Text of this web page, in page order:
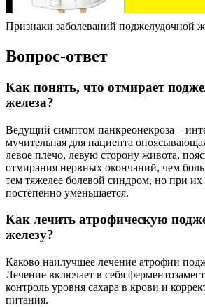
Признаки заболеваний поджелудочной
Вопрос-ответ
Как понять, что отмирает
железа?
Ведущий симптом панкреонекроза –
мучительная для пациента
левое плечо, левую сторону живота,
отмирания нервных окончаний, чем
тем тяжелее болевой синдром, но при их
постепенно уменьшается.
Как лечить атрофическую
железу?
Каково наилучшее лечение атрофии
Лечение включает в себя
контроль уровня сахара в крови и
питания.